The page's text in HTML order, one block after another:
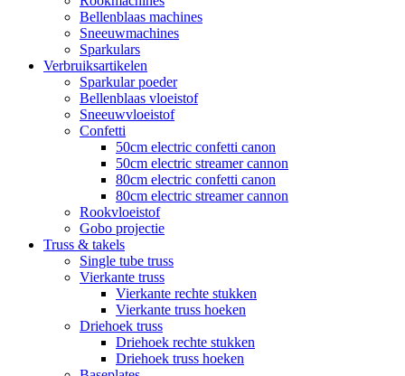
Bellenblaas machines
Sneeuwmachines
Sparkulars
Verbruiksartikelen
Sparkular poeder
Bellenblaas vloeistof
Sneeuwvloeistof
Confetti
50cm electric confetti canon
50cm electric streamer cannon
80cm electric confetti canon
80cm electric streamer cannon
Rookvloeistof
Gobo projectie
Truss & takels
Single tube truss
Vierkante truss
Vierkante rechte stukken
Vierkante truss hoeken
Driehoek truss
Driehoek rechte stukken
Driehoek truss hoeken